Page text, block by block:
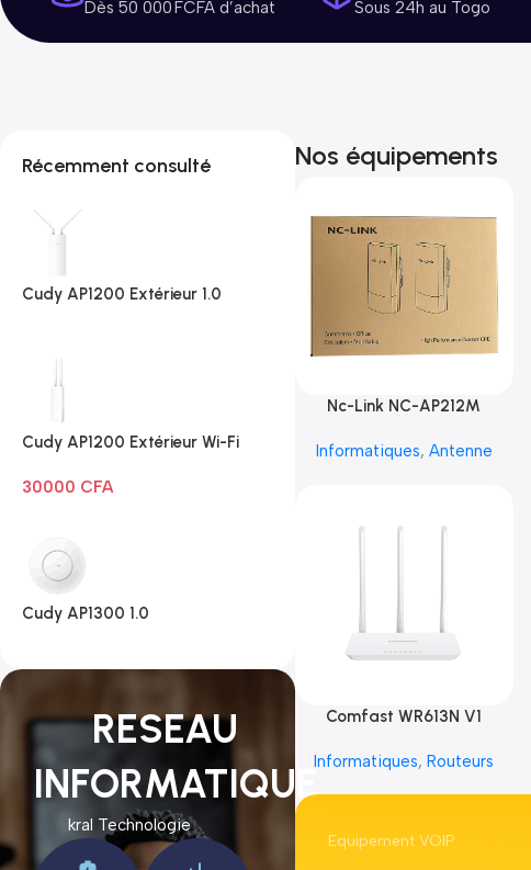
Dès 50 000 FCFA d’achat Sous 24h au Togo
Récemment consulté
Cudy AP1200 Extérieur 1.0
Cudy AP1200 Extérieur Wi-Fi
30000 CFA
Cudy AP1300 1.0
RESEAU
INFORMATIQUE
kral Technologie
Nos équipements
Nc-Link NC-AP212M
Informatiques, Antenne
Comfast WR613N V1
Informatiques,Routeurs
Equipement VOIP